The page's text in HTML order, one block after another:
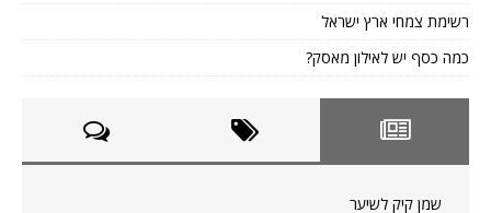
רשימת צמחי ארץ ישראל
כמה כסף יש לאילון מאסק?
שמן קיק לשיער